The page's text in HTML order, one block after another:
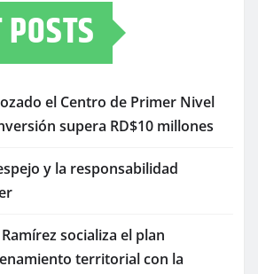
el Centro de Primer Nivel
supera RD$10 millones
y la responsabilidad
socializa el plan
territorial con la